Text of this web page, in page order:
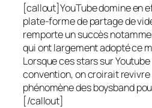
[callout]YouTube domine en
plate-forme de partage de
remporte un succès
qui ont largement adopté ce
Lorsque ces stars sur
convention, on croirait
phénomène des boysband
[/callout]